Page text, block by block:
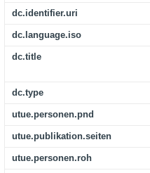
dc.identifier.uri
dc.language.iso
dc.title
dc.type
utue.personen.pnd
utue.publikation.seiten
utue.personen.roh